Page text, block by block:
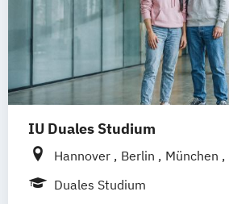
IU Duales Studium
Hannover Berlin München
Frankfurt am Main
Duales Studium